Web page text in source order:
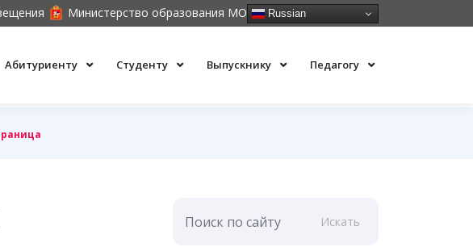
Министерство образования МО Russian
Абитуриенту Студенту Выпускнику Педагогу
Искать